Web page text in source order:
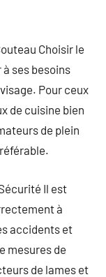
Choisir le
ses besoins
Pour ceux
de cuisine bien
de plein
Il est
à
accidents et
mesures de
de lames et